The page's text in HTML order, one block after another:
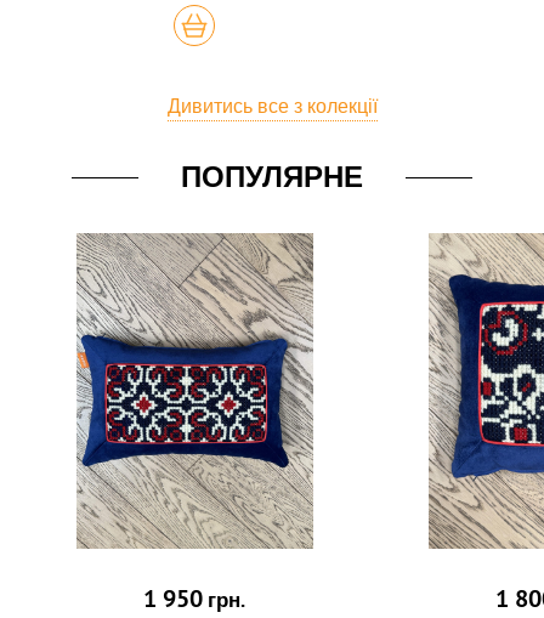
КУПИТЬ
Дивитись все з колекції
ПОПУЛЯРНЕ
1 950 грн. 1